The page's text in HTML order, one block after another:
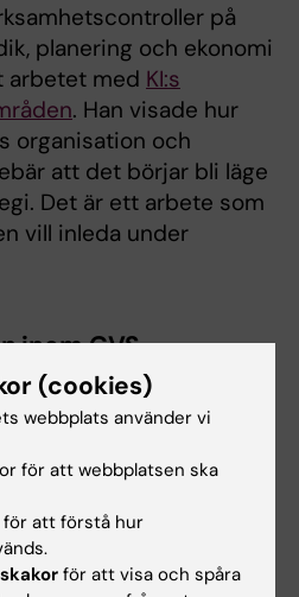
på
planering och ekonomi
arbetet med KI:s
. Han visade hur
organisation och
att det börjar bli läge
Det är ett arbete som
vill inleda under
inom GVS
13-14:30
i Teams
11
Aula Medica i Solna
11:30
i Teams
(cookies)
webbplats använder vi
för att webbplatsen ska
för att förstå hur
för att visa och spåra